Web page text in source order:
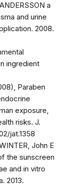
a
and urine
2008.
ingredient
Paraben
exposure,
risks. J.
jat.1358
John E
the sunscreen
and in vitro
2013.